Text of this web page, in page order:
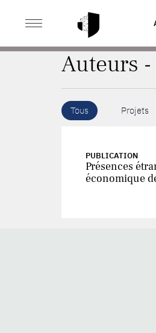
ACCUEIL
Auteurs -
Tous Projets
PUBLICATION
Présences
économique